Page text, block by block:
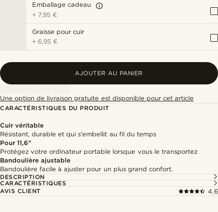
Emballage cadeau
+ 7,95 €
Graisse pour cuir
+6,95 €
AJOUTER AU PANIER
Une option de livraison gratuite est disponible pour cet article
CARACTÉRISTIQUES DU PRODUIT
Cuir véritable
Résistant, durable et qui s'embellit au fil du temps
Pour 11,6"
Protégez votre ordinateur portable lorsque vous le transportez
Bandoulière ajustable
Bandoulière facile à ajuster pour un plus grand confort.
DESCRIPTION
CARACTÉRISTIQUES
AVIS CLIENT
4.6